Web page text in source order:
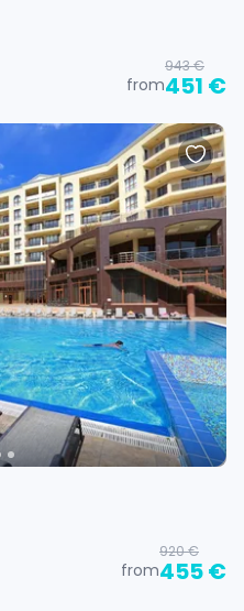
from
943 €
451 €
from
920 €
455 €